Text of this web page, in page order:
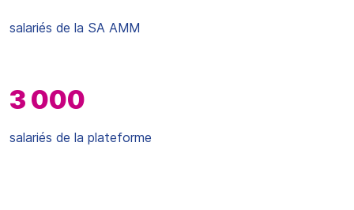
salariés de la SA AMM
3 000
salariés de la plateforme